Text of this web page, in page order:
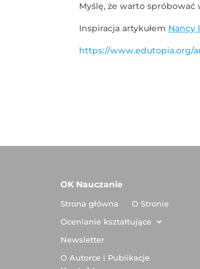
Myślę, że warto spróbować
Inspiracja artykułem Nancy
https://www.edutopia.org/
OK Nauczanie
Strona główna
O Stronie
Ocenianie kształtujące
Newsletter
O Autorce i Publikacje